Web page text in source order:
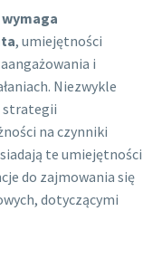
, umiejętności
i
Niezwykle
strategii
na czynniki
te umiejętności
do zajmowania się
dotyczącymi